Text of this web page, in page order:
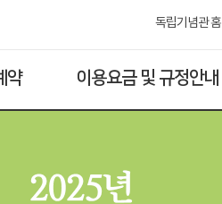
독립기념관 홈
약 이용요금 및 규정안내